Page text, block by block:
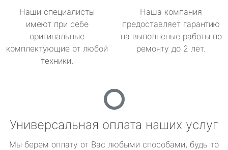
Наши специалисты
имеют при себе
оригинальные
комплектующие от любой
техники.
Наша компания
предоставляет гарантию
на выполненые работы по
ремонту до 2 лет.
Универсальная оплата наших услуг
Мы берем оплату от Вас любыми способами, будь то